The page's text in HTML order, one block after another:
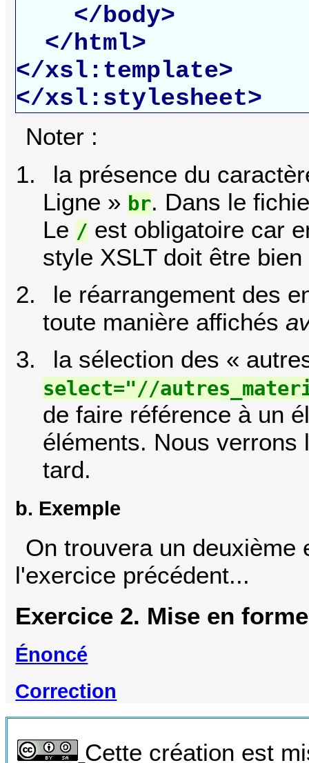
</body>
</html>
</xsl:template>
</xsl:stylesheet>
Noter :
la présence du
Ligne » br. Dans le
Le / est obligatoire car
style XSLT doit être
le réarrangement des
toute manière affichés
la sélection des «
select="//
de faire référence à un
éléments. Nous
tard.
b. Exemple
On trouvera un
l'exercice précédent...
Exercice 2. Mise en
Énoncé
Correction
Cette création est